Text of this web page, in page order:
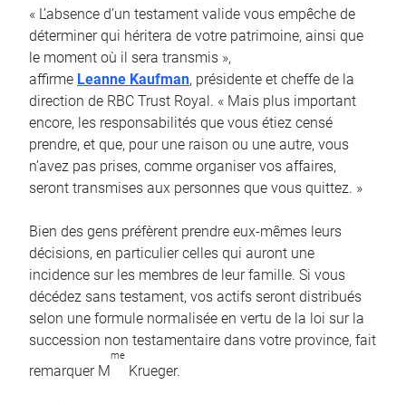
« L’absence d’un testament valide vous empêche de
déterminer qui héritera de votre patrimoine, ainsi que
le moment où il sera transmis »,
affirme Leanne Kaufman, présidente et cheffe de la
direction de RBC Trust Royal. « Mais plus important
encore, les responsabilités que vous étiez censé
prendre, et que, pour une raison ou une autre, vous
n’avez pas prises, comme organiser vos affaires,
seront transmises aux personnes que vous quittez. »
Bien des gens préfèrent prendre eux-mêmes leurs
décisions, en particulier celles qui auront une
incidence sur les membres de leur famille. Si vous
décédez sans testament, vos actifs seront distribués
selon une formule normalisée en vertu de la loi sur la
succession non testamentaire dans votre province, fait
remarquer M
me
Krueger.